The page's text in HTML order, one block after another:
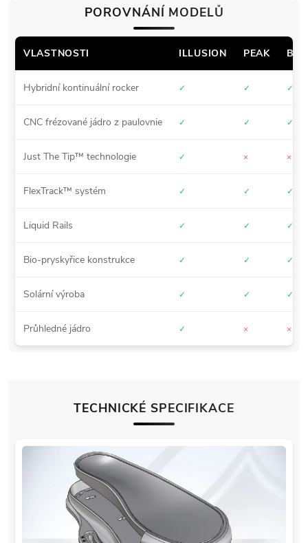
POROVNÁNÍ MODELŮ
VLASTNOSTI ILLUSION PEAK
Hybridní kontinuální rocker ✓ ✓ ✓
CNC frézované jádro z paulovnie ✓ ✓ ✓
Just The Tip™ technologie ✓ × ×
FlexTrack™ systém ✓ ✓ ✓
Liquid Rails ✓ ✓ ✓
Bio-pryskyřice konstrukce ✓ ✓ ✓
Solární výroba ✓ ✓ ✓
Průhledné jádro ✓ × ×
TECHNICKÉ SPECIFIKACE